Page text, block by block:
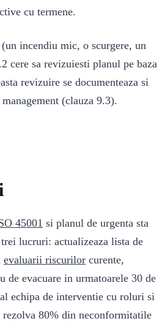
cu termene.
incendiu mic, o scurgere, un
cere sa revizuiesti planul pe baza
revizuire se documenteaza si
(clauza 9.3).
45001 si planul de urgenta sta
lucruri: actualizeaza lista de
evaluarii riscurilor curente,
de evacuare in urmatoarele 30 de
echipa de interventie cu roluri si
80% din neconformitatile